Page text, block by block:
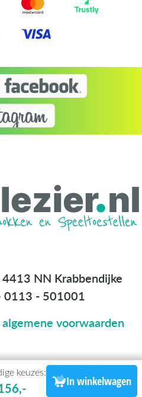
keuzes:
In winkelwagen
NN Krabbendijke
0113 - 501001
algemene voorwaarden